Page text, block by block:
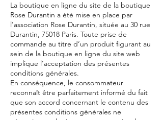
La boutique en ligne du site de la boutique
Rose Durantin a été mise en place par
l'association Rose Durantin, située au 30 rue
Durantin, 75018 Paris. Toute prise de
commande au titre d’un produit figurant au
sein de la boutique en ligne du site web
implique l’acceptation des présentes
conditions générales.
En conséquence, le consommateur
reconnaît être parfaitement informé du fait
que son accord concernant le contenu des
présentes conditions générales ne